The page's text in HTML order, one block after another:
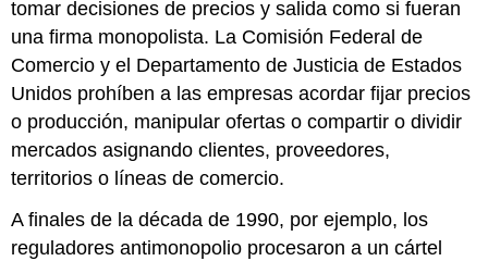
tomar decisiones de precios y salida como si fueran
una firma monopolista. La Comisión Federal de
Comercio y el Departamento de Justicia de Estados
Unidos prohíben a las empresas acordar fijar precios
o producción, manipular ofertas o compartir o dividir
mercados asignando clientes, proveedores,
territorios o líneas de comercio.
A finales de la década de 1990, por ejemplo, los
reguladores antimonopolio procesaron a un cártel